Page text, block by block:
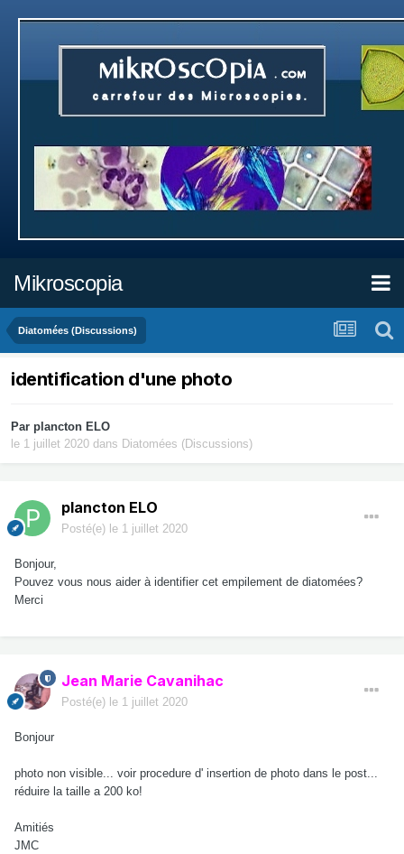
Mikroscopia
Diatomées (Discussions)
identification d'une photo
Par plancton ELO
le 1 juillet 2020 dans Diatomées (Discussions)
plancton ELO
Posté(e) le 1 juillet 2020
Bonjour,
Pouvez vous nous aider à identifier cet empilement de diatomées?
Merci
Jean Marie Cavanihac
Posté(e) le 1 juillet 2020
Bonjour
photo non visible... voir procedure d' insertion de photo dans le post...
réduire la taille a 200 ko!
Amitiés
JMC